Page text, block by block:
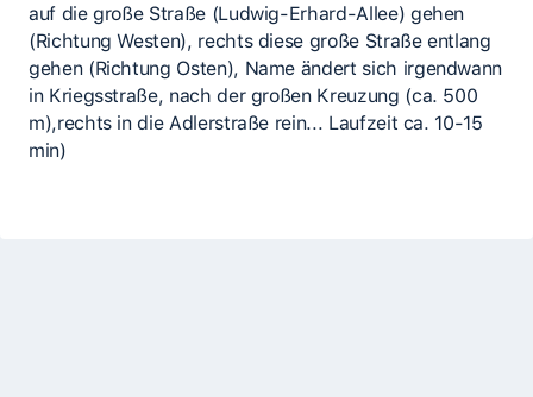
auf die große Straße (Ludwig-Erhard-Allee) gehen
(Richtung Westen), rechts diese große Straße entlang
gehen (Richtung Osten), Name ändert sich irgendwann
in Kriegsstraße, nach der großen Kreuzung (ca. 500
m),rechts in die Adlerstraße rein... Laufzeit ca. 10-15
min)